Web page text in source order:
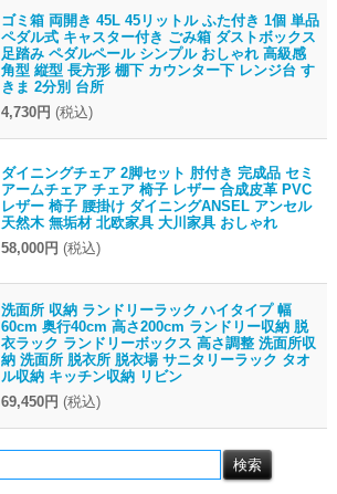
ゴミ箱 両開き 45L 45リットル ふた付き 1個 単品
ペダル式 キャスター付き ごみ箱 ダストボックス
足踏み ペダルペール シンプル おしゃれ 高級感
角型 縦型 長方形 棚下 カウンター下 レンジ台 す
きま 2分別 台所
4,730円 (税込)
ダイニングチェア 2脚セット 肘付き 完成品 セミ
アームチェア チェア 椅子 レザー 合成皮革 PVC
レザー 椅子 腰掛け ダイニングANSEL アンセル
天然木 無垢材 北欧家具 大川家具 おしゃれ
58,000円 (税込)
洗面所 収納 ランドリーラック ハイタイプ 幅
60cm 奥行40cm 高さ200cm ランドリー収納 脱
衣ラック ランドリーボックス 高さ調整 洗面所収
納 洗面所 脱衣所 脱衣場 サニタリーラック タオ
ル収納 キッチン収納 リビン
69,450円 (税込)